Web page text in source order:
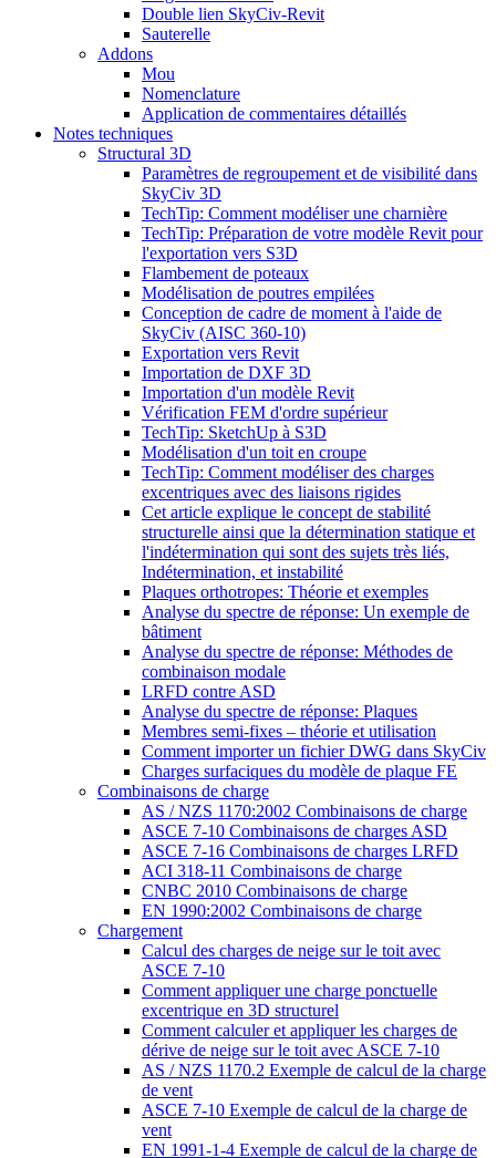
Double lien SkyCiv-Revit
Sauterelle
Addons
Mou
Nomenclature
Application de commentaires détaillés
Notes techniques
Structural 3D
Paramètres de regroupement et de visibilité dans
SkyCiv 3D
TechTip: Comment modéliser une charnière
TechTip: Préparation de votre modèle Revit pour
l'exportation vers S3D
Flambement de poteaux
Modélisation de poutres empilées
Conception de cadre de moment à l'aide de
SkyCiv (AISC 360-10)
Exportation vers Revit
Importation de DXF 3D
Importation d'un modèle Revit
Vérification FEM d'ordre supérieur
TechTip: SketchUp à S3D
Modélisation d'un toit en croupe
TechTip: Comment modéliser des charges
excentriques avec des liaisons rigides
Cet article explique le concept de stabilité
structurelle ainsi que la détermination statique et
l'indétermination qui sont des sujets très liés,
Indétermination, et instabilité
Plaques orthotropes: Théorie et exemples
Analyse du spectre de réponse: Un exemple de
bâtiment
Analyse du spectre de réponse: Méthodes de
combinaison modale
LRFD contre ASD
Analyse du spectre de réponse: Plaques
Membres semi-fixes – théorie et utilisation
Comment importer un fichier DWG dans SkyCiv
Charges surfaciques du modèle de plaque FE
Combinaisons de charge
AS / NZS 1170:2002 Combinaisons de charge
ASCE 7-10 Combinaisons de charges ASD
ASCE 7-16 Combinaisons de charges LRFD
ACI 318-11 Combinaisons de charge
CNBC 2010 Combinaisons de charge
EN 1990:2002 Combinaisons de charge
Chargement
Calcul des charges de neige sur le toit avec
ASCE 7-10
Comment appliquer une charge ponctuelle
excentrique en 3D structurel
Comment calculer et appliquer les charges de
dérive de neige sur le toit avec ASCE 7-10
AS / NZS 1170.2 Exemple de calcul de la charge
de vent
ASCE 7-10 Exemple de calcul de la charge de
vent
EN 1991-1-4 Exemple de calcul de la charge de